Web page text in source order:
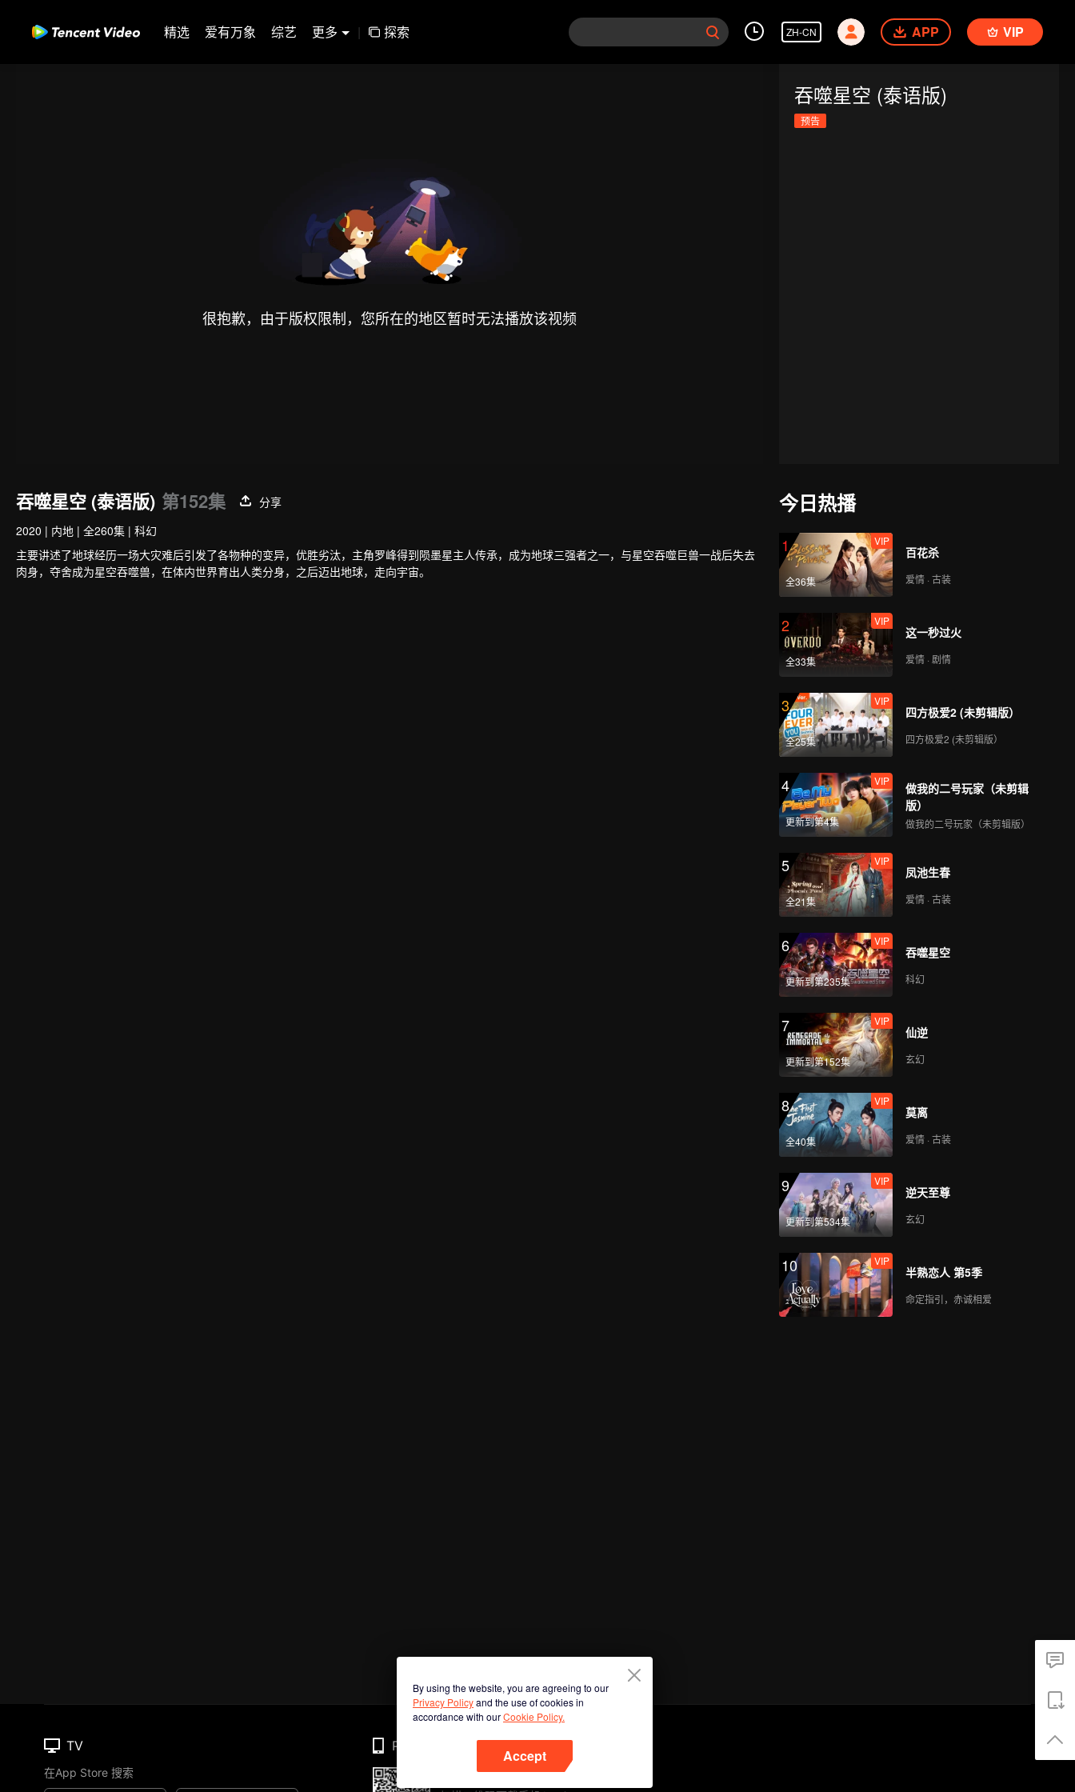
精选 爱有万象 综艺 更多 | 探索 ZH-CN APP VIP
很抱歉，由于版权限制，您所在的地区暂时无法播放该视频
吞噬星空 (泰语版)
预告
吞噬星空 (泰语版) 第152集
分享
2020 | 内地 | 全260集 | 科幻
主要讲述了地球经历一场大灾难后引发了各物种的变异，优胜劣汰，主角罗峰得到陨墨星主人传承，成为地球三强者之一，与星空吞噬巨兽一战后失去
肉身，夺舍成为星空吞噬兽，在体内世界育出人类分身，之后迈出地球，走向宇宙。
今日热播
1
全36集
VIP
百花杀
爱情 · 古装
2
全33集
VIP
这一秒过火
爱情 · 剧情
3
全25集
VIP
四方极爱2 (未剪辑版）
四方极爱2 (未剪辑版）
4
更新到第4集
VIP
做我的二号玩家（未剪辑
版）
做我的二号玩家（未剪辑版）
5
全21集
VIP
凤池生春
爱情 · 古装
6
更新到第235集
VIP
吞噬星空
科幻
7
更新到第152集
VIP
仙逆
玄幻
8
全40集
VIP
莫离
爱情 · 古装
9
更新到第534集
VIP
逆天至尊
玄幻
10 VIP
半熟恋人 第5季
命定指引，赤诚相爱
By using the website, you are agreeing to our
Privacy Policyand the use of cookies in
accordance with ourCookie Policy.
Accept
TV
在App Store 搜索
Phone